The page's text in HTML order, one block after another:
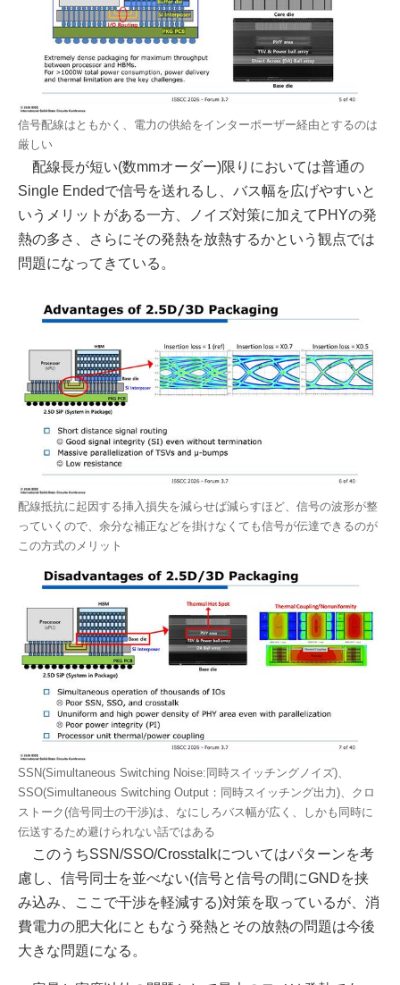
信号配線はともかく、電力の供給をインターポーザー経由とするのは
厳しい
配線長が短い(数mmオーダー)限りにおいては普通の
Single Endedで信号を送れるし、バス幅を広げやすいと
いうメリットがある一方、ノイズ対策に加えてPHYの発
熱の多さ、さらにその発熱を放熱するかという観点では
問題になってきている。
配線抵抗に起因する挿入損失を減らせば減らすほど、信号の波形が整
っていくので、余分な補正などを掛けなくても信号が伝達できるのが
この方式のメリット
SSN(Simultaneous Switching Noise:同時スイッチングノイズ)、
SSO(Simultaneous Switching Output：同時スイッチング出力)、クロ
ストーク(信号同士の干渉)は、なにしろバス幅が広く、しかも同時に
伝送するため避けられない話ではある
このうちSSN/SSO/Crosstalkについてはパターンを考
慮し、信号同士を並べない(信号と信号の間にGNDを挟
み込み、ここで干渉を軽減する)対策を取っているが、消
費電力の肥大化にともなう発熱とその放熱の問題は今後
大きな問題になる。